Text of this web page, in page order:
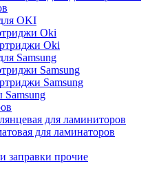
OKI
Oki
Oki
Samsung
Samsung
Samsung
Samsung
для ламиниторов
для ламинаторов
заправки прочие